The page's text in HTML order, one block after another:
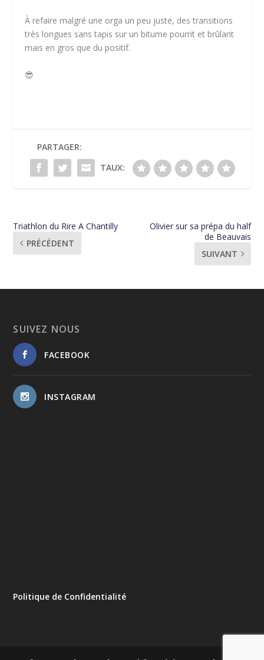
À refaire malgré une orga un peu juste, des transitions
très longues sans tapis sur un bitume pourrit et brûlant
mais en gros que du positif.
😎
PARTAGER:
TAUX:
Triathlon du Rire A Chantilly
PRÉCÉDENT
Olivier sur sa prépa du half
de Beauvais
SUIVANT
SUIVEZ NOUS
FACEBOOK
INSTAGRAM
Politique de Confidentialité